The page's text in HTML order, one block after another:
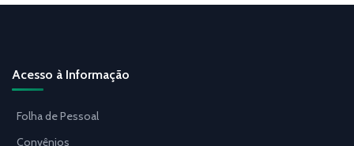
Acesso à Informação
Folha de Pessoal
Convênios